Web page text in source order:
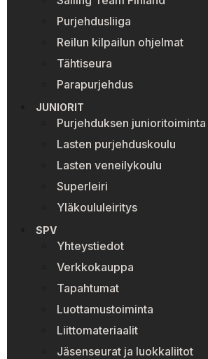
Purjehdusliiga
Reilun kilpailun ohjelmat
Tähtiseura
Parapurjehdus
JUNIORIT
Purjehduksen junioritoiminta
Lasten purjehduskoulu
Lasten veneilykoulu
Superleiri
Yläkoululeiritys
SPV
Yhteystiedot
Verkkokauppa
Tapahtumat
Luottamustoiminta
Liittomateriaalit
Jäsenseurat ja luokkaliitot